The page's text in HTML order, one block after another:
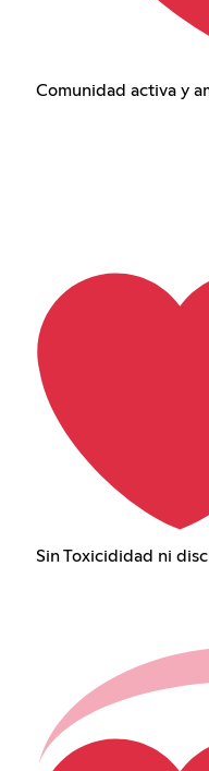
Comunidad activa y
Sin Toxicididad ni